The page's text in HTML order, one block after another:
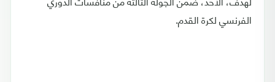
الفرنسي لكرة القدم.